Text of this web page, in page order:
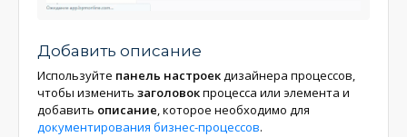
Добавить описание
Используйте панель настроекдизайнера процессов,
чтобы изменить заголовокпроцесса или элемента и
добавить описание, которое необходимо для
документирования бизнес-процессов.